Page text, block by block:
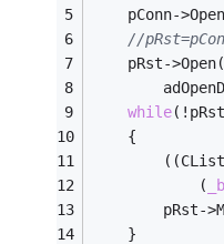
pConn-
//
	pRst->Open(
while
	{
			(
pRst-
	}